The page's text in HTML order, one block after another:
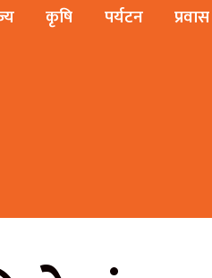
कृषि पर्यटन प्रवास